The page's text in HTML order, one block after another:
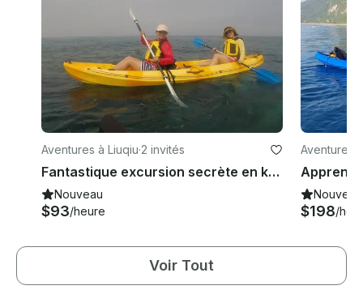
Aventures à Liuqiu·2 invités
Fantastique excursion secrète en kayak à Taipei - Ling Foot Waterfall dans le canton de Liuqiu, à Taïwan
Nouveau
$93/heure
Aventures
Nouveau
$198/
Voir Tout